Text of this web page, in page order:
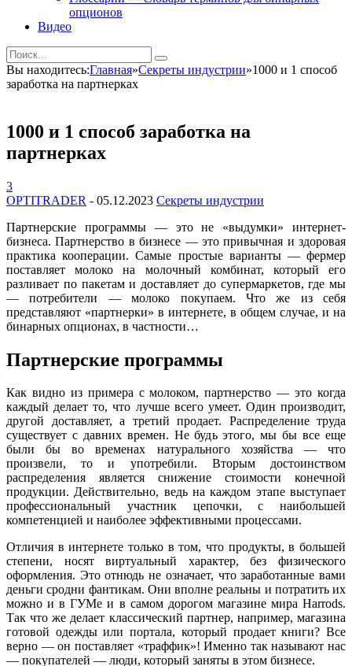
опционов
Видео
Вы находитесь:Главная»Секреты индустрии»1000 и 1 способ
заработка на партнерках
1000 и 1 способ заработка на
партнерках
3
OPTITRADER - 05.12.2023 Секреты индустрии
Партнерские программы — это не «выдумки» интернет-
бизнеса. Партнерство в бизнесе — это привычная и здоровая
практика кооперации. Самые простые варианты — фермер
поставляет молоко на молочный комбинат, который его
разливает по пакетам и доставляет до супермаркетов, где мы
— потребители — молоко покупаем. Что же из себя
представляют «партнерки» в интернете, в общем случае, и на
бинарных опционах, в частности…
Партнерские программы
Как видно из примера с молоком, партнерство — это когда
каждый делает то, что лучше всего умеет. Один производит,
другой доставляет, а третий продает. Распределение труда
существует с давних времен. Не будь этого, мы бы все еще
были бы во временах натурального хозяйства — что
произвели, то и употребили. Вторым достоинством
распределения является снижение стоимости конечной
продукции. Действительно, ведь на каждом этапе выступает
профессиональный участник цепочки, с наибольшей
компетенцией и наиболее эффективными процессами.
Отличия в интернете только в том, что продукты, в большей
степени, носят виртуальный характер, без физического
оформления. Это отнюдь не означает, что заработанные вами
деньги сродни фантикам. Они вполне реальны и потратить их
можно и в ГУМе и в самом дорогом магазине мира Harrods.
Так что же делает классический партнер, например, магазина
готовой одежды или портала, который продает книги? Все
верно — он поставляет «траффик»! Именно так называют нас
— покупателей — люди, который заняты в этом бизнесе.